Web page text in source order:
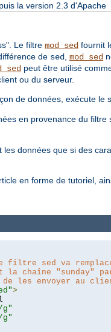
la version 2.3 d'Apache
Le filtre mod_sed fournit
de sed, mod_sed
peut être utilisé
ou du serveur.
de données, exécute le
en provenance du
données que si des
en forme de tutoriel,
filtre sed va
la chaîne "sunday"
de les envoyer au
>
g"
g"